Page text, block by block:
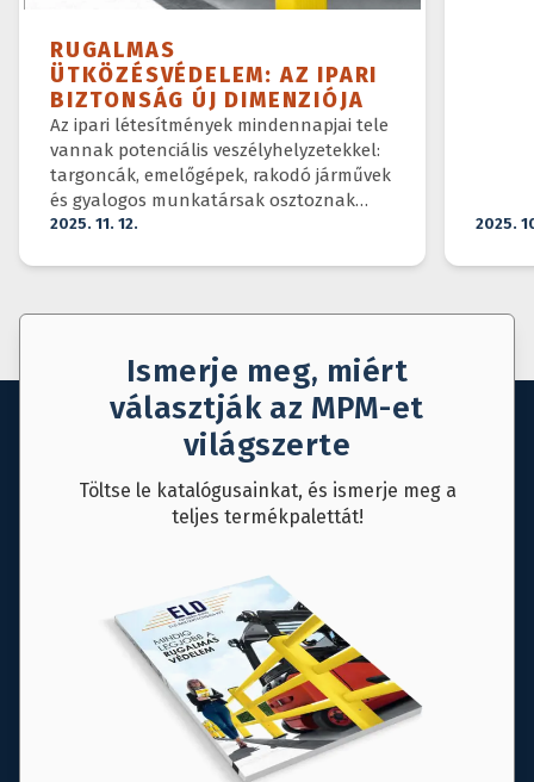
RUGALMAS
ÜTKÖZÉSVÉDELEM: AZ IPARI
BIZTONSÁG ÚJ DIMENZIÓJA
Az ipari létesítmények mindennapjai tele
vannak potenciális veszélyhelyzetekkel:
targoncák, emelőgépek, rakodó járművek
és gyalogos munkatársak osztoznak
ugyanazon a téren.
2025. 11. 12. 2025.
Ismerje meg, miért
választják az MPM-et
világszerte
Töltse le katalógusainkat, és ismerje meg a
teljes termékpalettát!